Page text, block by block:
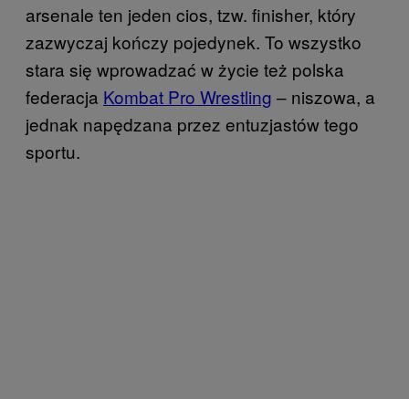
arsenale ten jeden cios, tzw. finisher, który
zazwyczaj kończy pojedynek. To wszystko
stara się wprowadzać w życie też polska
federacja Kombat Pro Wrestling – niszowa, a
jednak napędzana przez entuzjastów tego
sportu.